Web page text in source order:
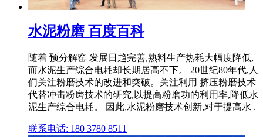
水泥粉磨 百度百科
随着 预分解窑 发展日趋完善,熟料生产热耗大幅度降低,
而水泥生产综合电耗却长期居高不下。 20世纪80年代,人
们关注粉磨技术的改进和突破。关注利用 挤压粉磨技术
代替冲击粉磨技术的研究,以提高粉磨功的利用率,降低水
泥生产综合电耗。 因此,水泥粉磨技术创新,对于提高水 .
联系电话: 180 3780 8511